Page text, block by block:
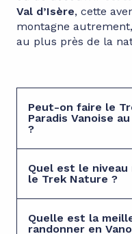
Val d’Isère, cette
montagne
au plus près de la
Peut-on faire le
Paradis Vanoise
?
Quel est le
le Trek Nature ?
Quelle est la
randonner en